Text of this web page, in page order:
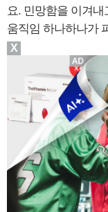
요. 민망함을 이겨
움직임 하나하나가
X